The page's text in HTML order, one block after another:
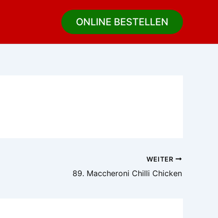
ONLINE BESTELLEN
WEITER
89. Maccheroni Chilli Chicken